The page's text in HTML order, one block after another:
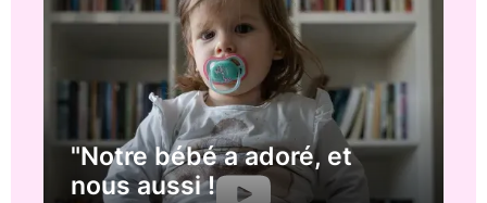
"Notre bébé a adoré, et
nous aussi !